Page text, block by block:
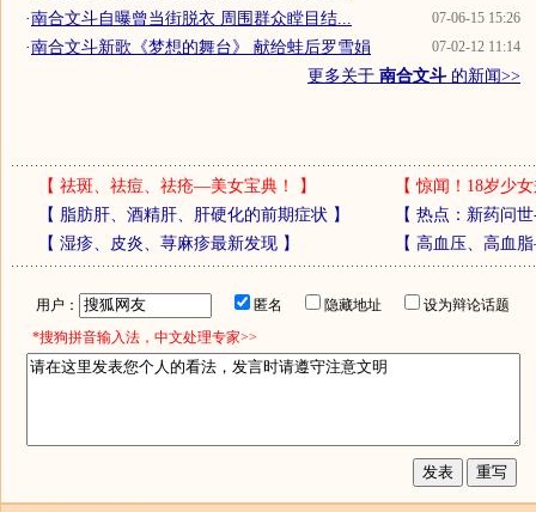
07-06-15 15:26
·南合文斗自曝曾当街脱衣 周围群众瞠目结...
07-02-12 11:14
·南合文斗新歌《梦想的舞台》 献给蛙后罗雪娟
更多关于 南合文斗 的新闻>>
【 祛斑、祛痘、祛疮—美女宝典！ 】 【惊闻！18岁少
【 脂肪肝、酒精肝、肝硬化的前期症状 】 【 热点：新药问
【 湿疹、皮炎、荨麻疹最新发现】 【 高血压、高血
用户： 匿名 隐藏地址
设为辩论话题
*搜狗拼音输入法，中文处理专家>>